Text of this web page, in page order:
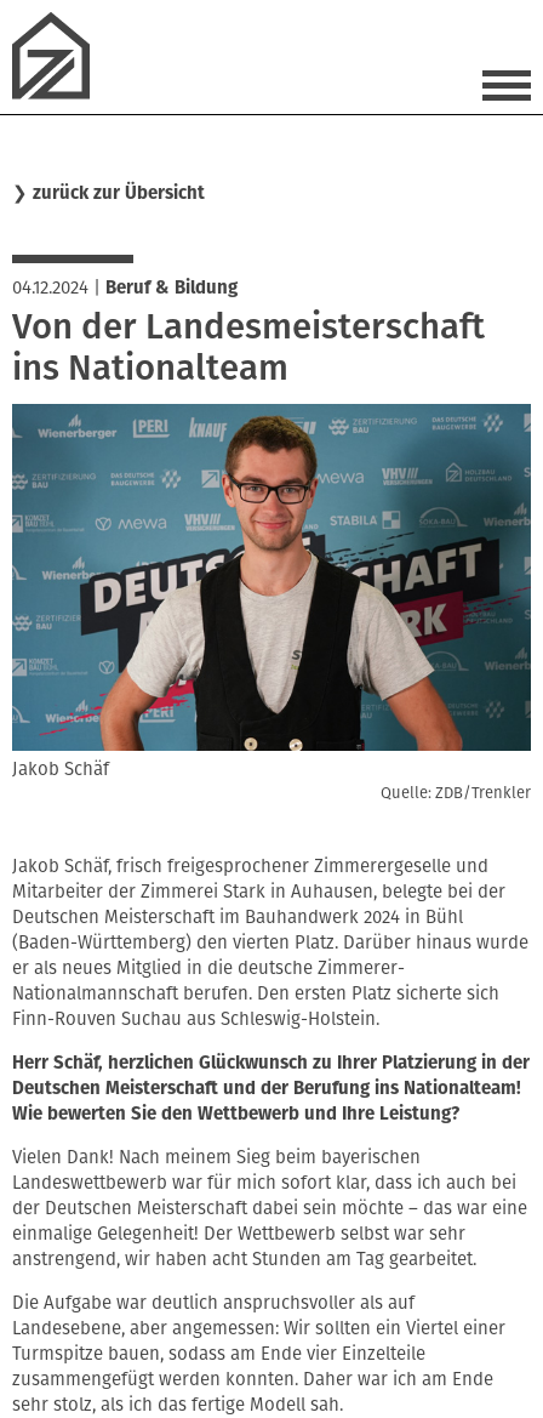
❯ zurück zur Übersicht
04.12.2024 Beruf & Bildung
Von der Landesmeisterschaft
ins Nationalteam
Jakob Schäf
Quelle: ZDB/Trenkler
Jakob Schäf, frisch freigesprochener Zimmerergeselle und
Mitarbeiter der Zimmerei Stark in Auhausen, belegte bei der
Deutschen Meisterschaft im Bauhandwerk 2024 in Bühl
(Baden-Württemberg) den vierten Platz. Darüber hinaus wurde
er als neues Mitglied in die deutsche Zimmerer-
Nationalmannschaft berufen. Den ersten Platz sicherte sich
Finn-Rouven Suchau aus Schleswig-Holstein.
Herr Schäf, herzlichen Glückwunsch zu Ihrer Platzierung in der
Deutschen Meisterschaft und der Berufung ins Nationalteam!
Wie bewerten Sie den Wettbewerb und Ihre Leistung?
Vielen Dank! Nach meinem Sieg beim bayerischen
Landeswettbewerb war für mich sofort klar, dass ich auch bei
der Deutschen Meisterschaft dabei sein möchte – das war eine
einmalige Gelegenheit! Der Wettbewerb selbst war sehr
anstrengend, wir haben acht Stunden am Tag gearbeitet.
Die Aufgabe war deutlich anspruchsvoller als auf
Landesebene, aber angemessen: Wir sollten ein Viertel einer
Turmspitze bauen, sodass am Ende vier Einzelteile
zusammengefügt werden konnten. Daher war ich am Ende
sehr stolz, als ich das fertige Modell sah.